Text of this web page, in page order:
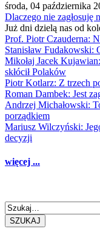
środa, 04 października
Dlaczego nie zagłosuję
Już dni dzielą nas od
Prof. Piotr Czauderna:
Stanisław Fudakowski:
Mikołaj Jacek
skłócił Polaków
Piotr Kotlarz: Z trzech
Roman Dambek: Jest
Andrzej Michałowski:
porządkiem
Mariusz Wilczyński:
decyzji
więcej ...
SZUKAJ